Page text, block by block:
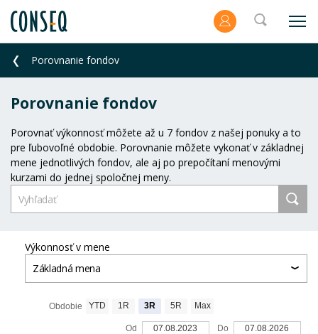
Porovnanie fondov
Porovnanie fondov
Porovnať výkonnosť môžete až u 7 fondov z našej ponuky a to
pre ľubovoľné obdobie. Porovnanie môžete vykonať v základnej
mene jednotlivých fondov, ale aj po prepočítaní menovými
kurzami do jednej spoločnej meny.
Výkonnosť v mene
Základná mena
Obdobie YTD 1R 3R 5R Max
Od 07.08.2023 Do 07.08.2026